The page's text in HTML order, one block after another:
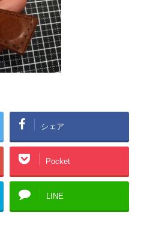
シェア
Pocket
LINE